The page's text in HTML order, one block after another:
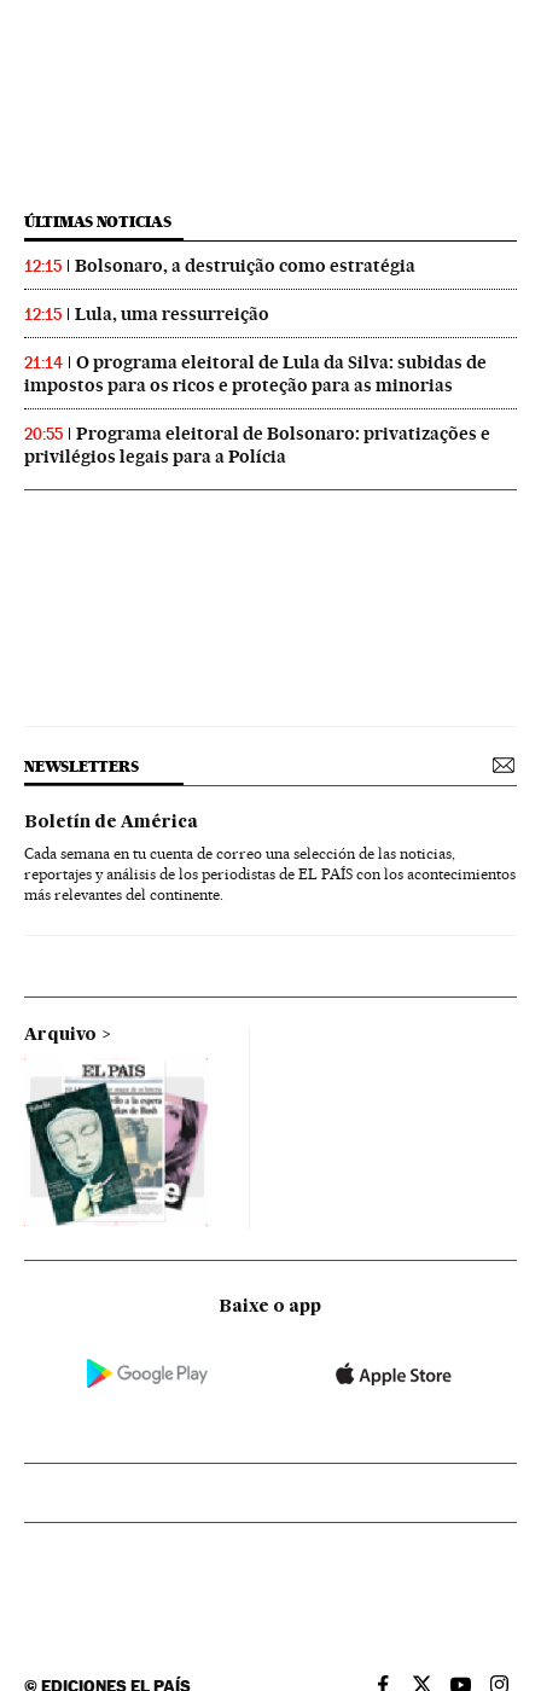
ÚLTIMAS NOTICIAS
12:15 Bolsonaro, a destruição como estratégia
12:15 Lula, uma ressurreição
21:14
O programa eleitoral de Lula da Silva: subidas de
impostos para os ricos e proteção para as minorias
20:55
Programa eleitoral de Bolsonaro: privatizações e
privilégios legais para a Polícia
NEWSLETTERS
Boletín de América
Cada semana en tu cuenta de correo una selección de las noticias,
reportajes y análisis de los periodistas de EL PAÍS con los acontecimientos
más relevantes del continente.
Arquivo
Baixe o app
©EDICIONES EL PAÍS